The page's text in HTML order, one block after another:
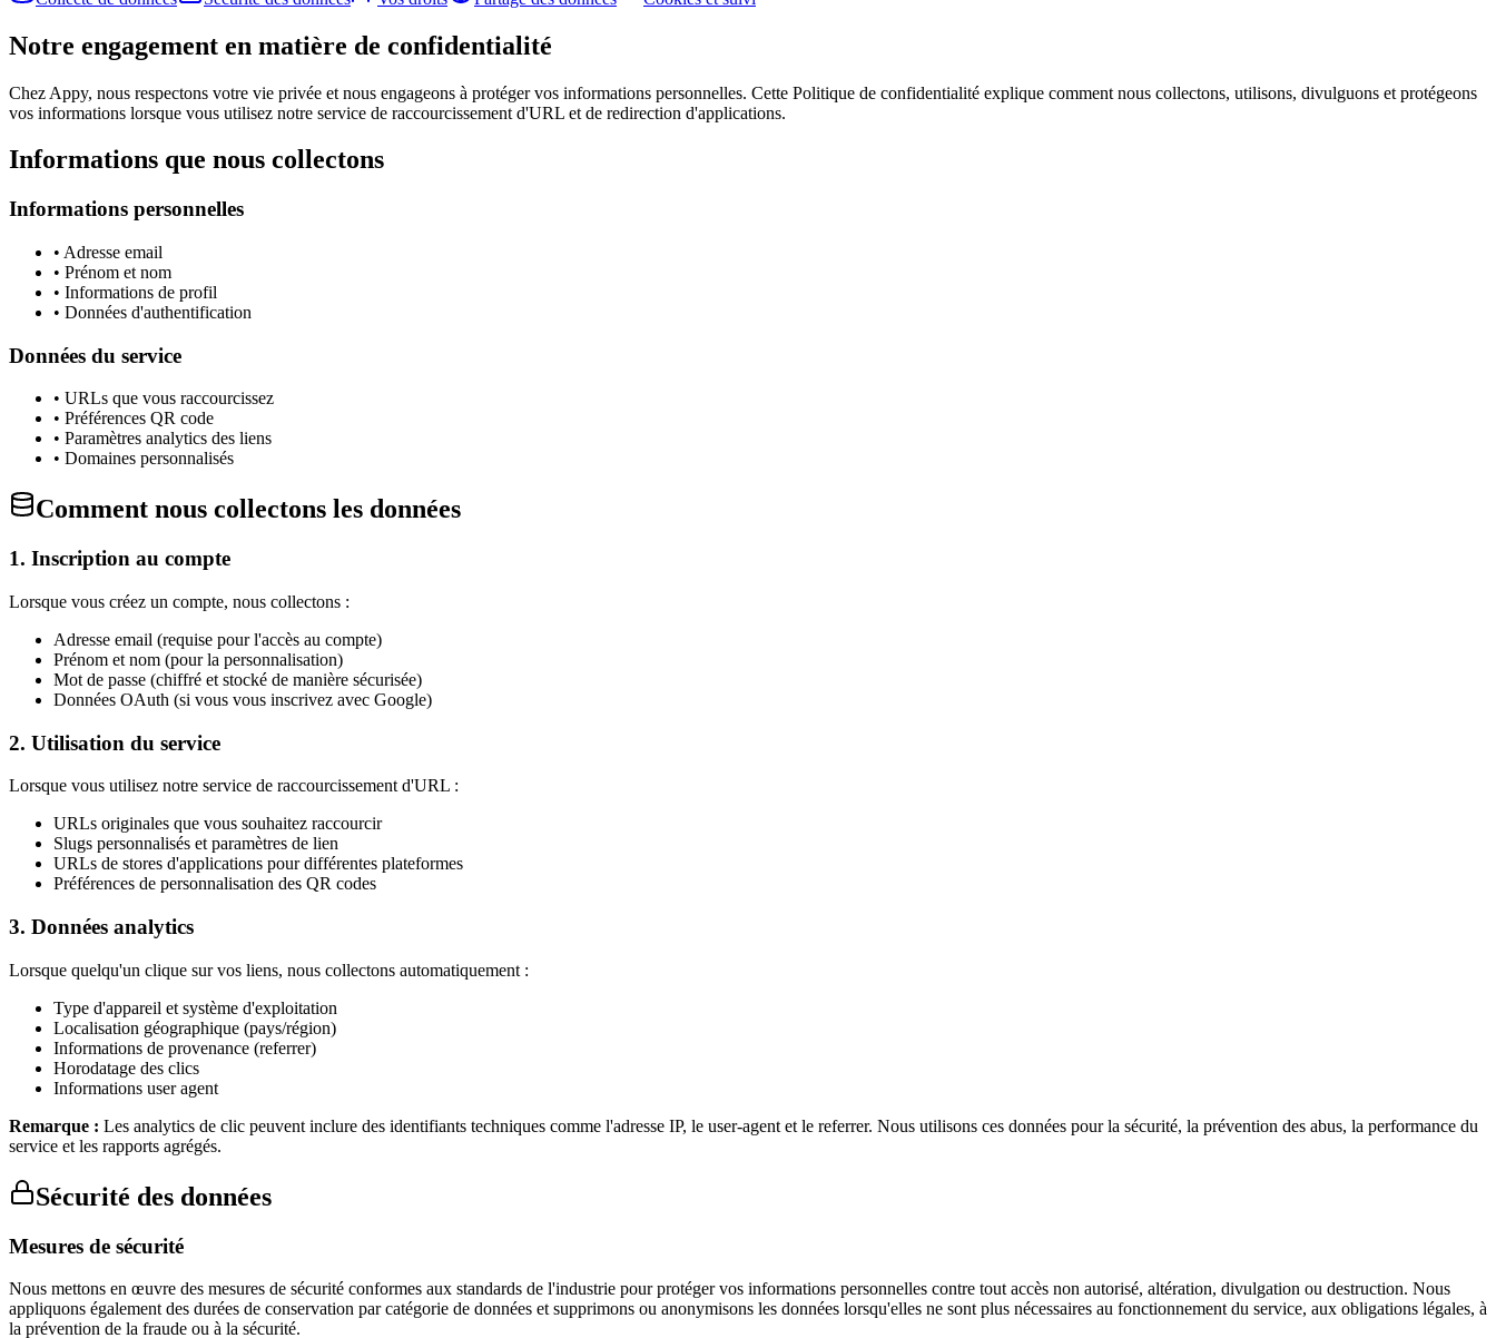
Notre engagement en matière de confidentialité
Chez Appy, nous respectons votre vie privée et nous engageons à protéger vos informations personnelles. Cette Politique de confidentialité explique comment nous collectons, utilisons, divulguons et protégeons
vos informations lorsque vous utilisez notre service de raccourcissement d'URL et de redirection d'applications.
Informations que nous collectons
Informations personnelles
• Adresse email
• Prénom et nom
• Informations de profil
• Données d'authentification
Données du service
• URLs que vous raccourcissez
• Préférences QR code
• Paramètres analytics des liens
• Domaines personnalisés
Comment nous collectons les données
1. Inscription au compte
Lorsque vous créez un compte, nous collectons :
Adresse email (requise pour l'accès au compte)
Prénom et nom (pour la personnalisation)
Mot de passe (chiffré et stocké de manière sécurisée)
Données OAuth (si vous vous inscrivez avec Google)
2. Utilisation du service
Lorsque vous utilisez notre service de raccourcissement d'URL :
URLs originales que vous souhaitez raccourcir
Slugs personnalisés et paramètres de lien
URLs de stores d'applications pour différentes plateformes
Préférences de personnalisation des QR codes
3. Données analytics
Lorsque quelqu'un clique sur vos liens, nous collectons automatiquement :
Type d'appareil et système d'exploitation
Localisation géographique (pays/région)
Informations de provenance (referrer)
Horodatage des clics
Informations user agent
Remarque : Les analytics de clic peuvent inclure des identifiants techniques comme l'adresse IP, le user-agent et le referrer. Nous utilisons ces données pour la sécurité, la prévention des abus, la performance du
service et les rapports agrégés.
Sécurité des données
Mesures de sécurité
Nous mettons en œuvre des mesures de sécurité conformes aux standards de l'industrie pour protéger vos informations personnelles contre tout accès non autorisé, altération, divulgation ou destruction. Nous
appliquons également des durées de conservation par catégorie de données et supprimons ou anonymisons les données lorsqu'elles ne sont plus nécessaires au fonctionnement du service, aux obligations légales, à
la prévention de la fraude ou à la sécurité.